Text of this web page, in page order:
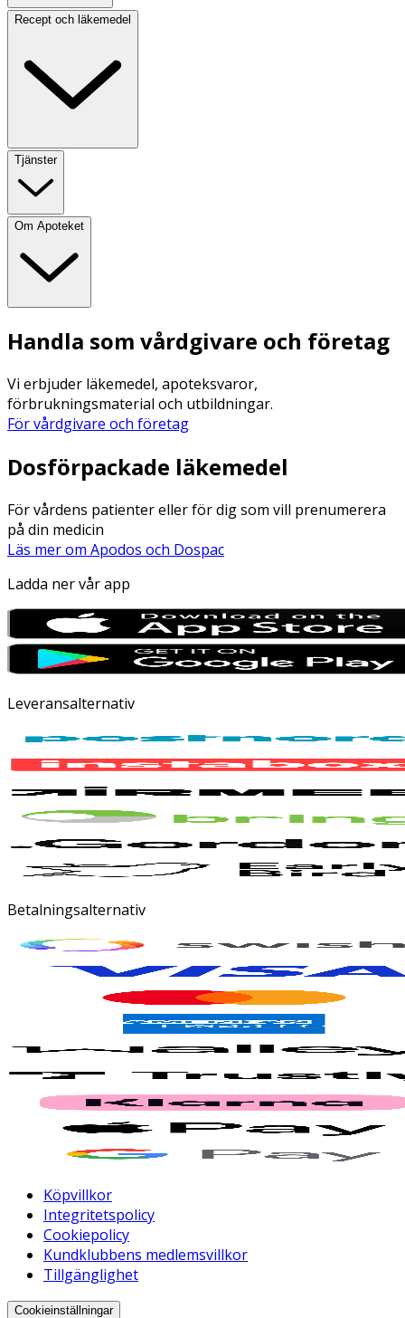
Recept och läkemedel
Tjänster
Om Apoteket
Handla som vårdgivare och företag
Vi erbjuder läkemedel, apoteksvaror,
förbrukningsmaterial och utbildningar.
För vårdgivare och företag
Dosförpackade läkemedel
För vårdens patienter eller för dig som vill prenumerera
på din medicin
Läs mer om Apodos och Dospac
Ladda ner vår app
Leveransalternativ
Betalningsalternativ
Köpvillkor
Integritetspolicy
Cookiepolicy
Kundklubbens medlemsvillkor
Tillgänglighet
Cookieinställningar